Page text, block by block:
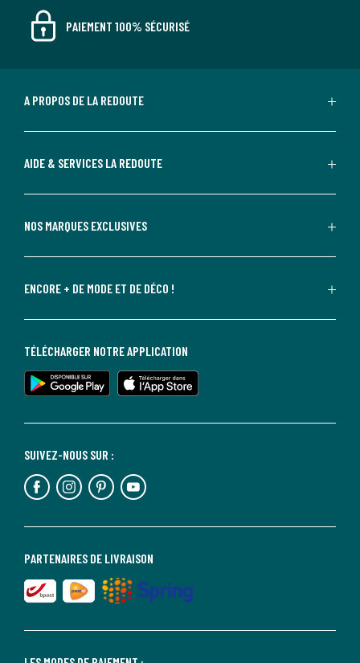
PAIEMENT 100% SÉCURISÉ
A PROPOS DE LA REDOUTE
AIDE & SERVICES LA REDOUTE
NOS MARQUES EXCLUSIVES
ENCORE + DE MODE ET DE DÉCO !
PARTENAIRES DE LIVRAISON
SUIVEZ-NOUS SUR :
TÉLÉCHARGER NOTRE APPLICATION